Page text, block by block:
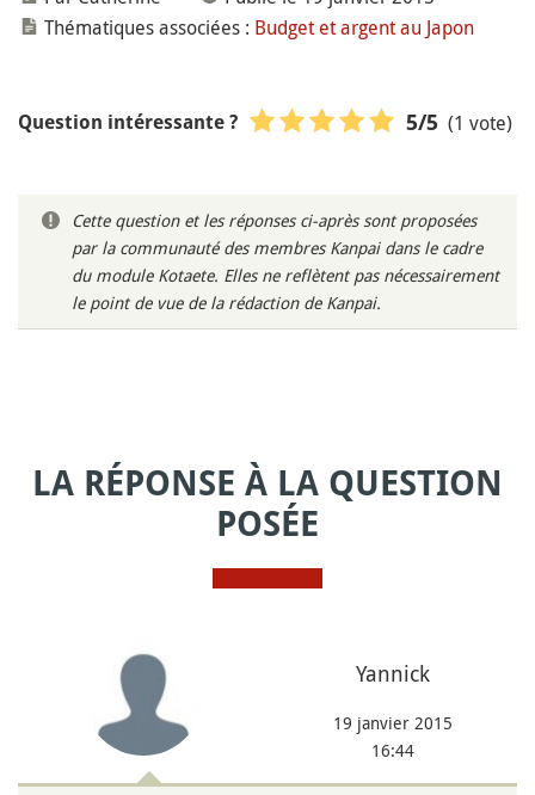
Thématiques associées : Budget et argent au Japon
Question intéressante ? 5/5 (1 vote)
Cette question et les réponses ci-après sont proposées
par la communauté des membres Kanpai dans le cadre
du module Kotaete. Elles ne reflètent pas nécessairement
le point de vue de la rédaction de Kanpai.
LA RÉPONSE À LA QUESTION
POSÉE
Yannick
19 janvier 2015
16:44